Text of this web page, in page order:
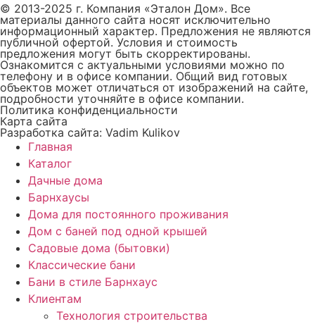
© 2013-2025 г. Компания «Эталон Дом». Все
материалы данного сайта носят исключительно
информационный характер. Предложения не являются
публичной офертой. Условия и стоимость
предложения могут быть скорректированы.
Ознакомится с актуальными условиями можно по
телефону и в офисе компании. Общий вид готовых
объектов может отличаться от изображений на сайте,
подробности уточняйте в офисе компании.
Политика конфиденциальности
Карта сайта
Разработка сайта: Vadim Kulikov
Главная
Каталог
Дачные дома
Барнхаусы
Дома для постоянного проживания
Дом с баней под одной крышей
Садовые дома (бытовки)
Классические бани
Бани в стиле Барнхаус
Клиентам
Технология строительства